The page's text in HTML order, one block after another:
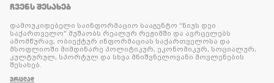
ᲩᲕᲔᲜᲡ ᲨᲔᲡᲐᲮᲔᲑ
დამოუკიდებელი საინფორმაციო სააგენტო “ნიუს დეი
საქართველო” მუშაობს რეალურ რეჟიმში და ავრცელებს
ამომწურავ, ობიექტურ ინფორმაციას საქართველოსა და
მსოფლიოში მიმდინარე პოლიტიკურ, ეკონომიკურ, სოციალურ,
კულტურულ, სპორტულ და სხვა მნიშვნელოვანი მოვლენების
შესახებ.
ᲕᲠᲪᲚᲐᲓ